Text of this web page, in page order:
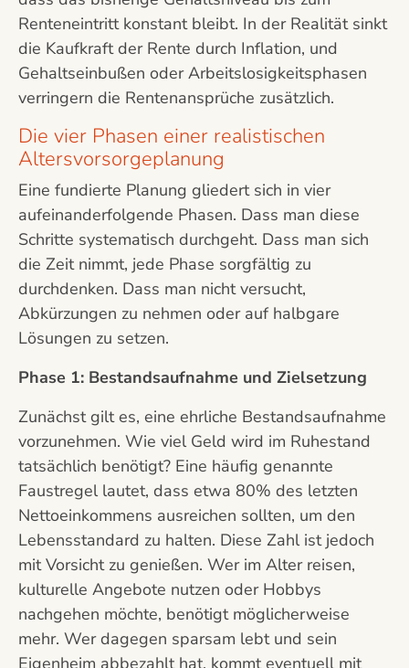
Renteneintritt konstant bleibt. In der Realität sinkt
die Kaufkraft der Rente durch Inflation, und
Gehaltseinbußen oder Arbeitslosigkeitsphasen
verringern die Rentenansprüche zusätzlich.
Die vier Phasen einer realistischen
Altersvorsorgeplanung
Eine fundierte Planung gliedert sich in vier
aufeinanderfolgende Phasen. Dass man diese
Schritte systematisch durchgeht. Dass man sich
die Zeit nimmt, jede Phase sorgfältig zu
durchdenken. Dass man nicht versucht,
Abkürzungen zu nehmen oder auf halbgare
Lösungen zu setzen.
Phase 1: Bestandsaufnahme und Zielsetzung
Zunächst gilt es, eine ehrliche Bestandsaufnahme
vorzunehmen. Wie viel Geld wird im Ruhestand
tatsächlich benötigt? Eine häufig genannte
Faustregel lautet, dass etwa 80% des letzten
Nettoeinkommens ausreichen sollten, um den
Lebensstandard zu halten. Diese Zahl ist jedoch
mit Vorsicht zu genießen. Wer im Alter reisen,
kulturelle Angebote nutzen oder Hobbys
nachgehen möchte, benötigt möglicherweise
mehr. Wer dagegen sparsam lebt und sein
Eigenheim abbezahlt hat, kommt eventuell mit